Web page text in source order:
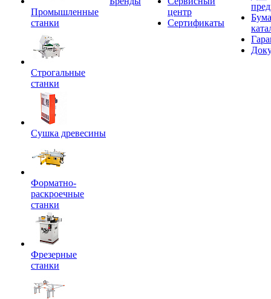
Промышленные
станки
Строгальные
станки
Сушка древесины
Форматно-
раскроечные
станки
Фрезерные
станки
центр
Сертификаты